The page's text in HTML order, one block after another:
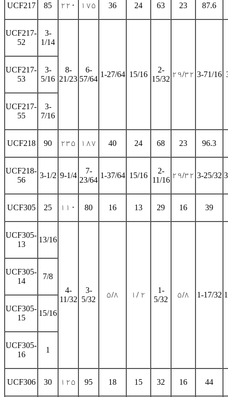
UCF217 85 ۲۲۰ ۱۷۵ 36 24 63 23 87.6
UCF217-
52
3-
1/14
8-
21/23
6-
57/64
1-27/64 15/16
2-
15/32
۲۹/۳۲ 3-71/16
UCF217-
53
3-
5/16
UCF217-
55
3-
7/16
UCF218 90 ۲۳۵ ۱۸۷ 40 24 68 23 96.3
UCF218-
56
3-1/2 9-1/4
7-
23/64
1-37/64 15/16
2-
11/16
۲۹/۳۲ 3-25/32
UCF305 25 ۱۱۰ 80 16 13 29 16 39
UCF305-
13
13/16
4-
11/32
3-
5/32
۵/۸ ۱/ ۲
1-
5/32
۵/۸ 1-17/32
UCF305-
14
7/8
UCF305-
15
15/16
UCF305-
16
1
UCF306 30 ۱۲۵ 95 18 15 32 16 44